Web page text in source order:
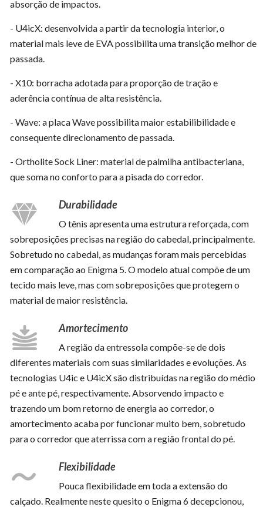
absorção de impactos.
- U4icX: desenvolvida a partir da tecnologia interior, o
material mais leve de EVA possibilita uma transição melhor de
passada.
- X10: borracha adotada para proporção de tração e
aderência contínua de alta resistência.
- Wave: a placa Wave possibilita maior estabilibilidade e
consequente direcionamento de passada.
- Ortholite Sock Liner: material de palmilha antibacteriana,
que soma no conforto para a pisada do corredor.
Durabilidade
O tênis apresenta uma estrutura reforçada, com
sobreposições precisas na região do cabedal, principalmente.
Sobretudo no cabedal, as mudanças foram mais percebidas
em comparação ao Enigma 5. O modelo atual compõe de um
tecido mais leve, mas com sobreposições que protegem o
material de maior resistência.
Amortecimento
A região da entressola compõe-se de dois
diferentes materiais com suas similaridades e evoluções. As
tecnologias U4ic e U4icX são distribuídas na região do médio
pé e ante pé, respectivamente. Absorvendo impacto e
trazendo um bom retorno de energia ao corredor, o
amortecimento acaba por funcionar muito bem, sobretudo
para o corredor que aterrissa com a região frontal do pé.
Flexibilidade
Pouca flexibilidade em toda a extensão do
calçado. Realmente neste quesito o Enigma 6 decepcionou,